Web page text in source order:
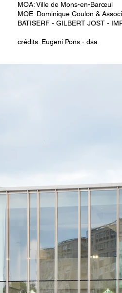
MOA: Ville de Mons-en-Barœul
MOE: Dominique Coulon &
BATISERF - GILBERT JOST -
crédits: Eugeni Pons - dsa